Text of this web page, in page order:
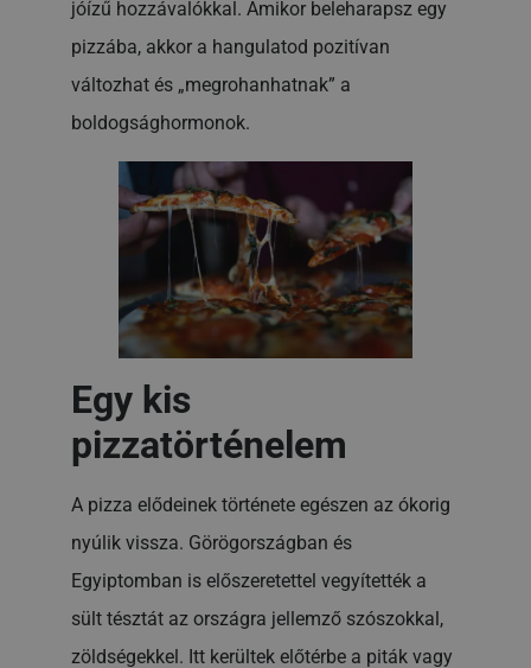
jóízű hozzávalókkal. Amikor beleharapsz egy
pizzába, akkor a hangulatod pozitívan
változhat és „megrohanhatnak” a
boldogsághormonok.
Egy kis
pizzatörténelem
A pizza elődeinek története egészen az ókorig
nyúlik vissza. Görögországban és
Egyiptomban is előszeretettel vegyítették a
sült tésztát az országra jellemző szószokkal,
zöldségekkel. Itt kerültek előtérbe a piták vagy